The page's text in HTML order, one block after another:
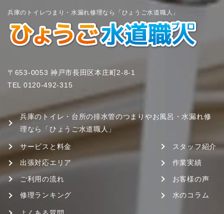
兵庫のトイレつまり・水漏れ修理なら「ひょうご水道職人」
〒653-0053 神戸市長田区本庄町2-8-1
TEL 0120-492-315
兵庫のトイレ・台所の排水管のつまりやお風呂・水漏れ修
理なら「ひょうご水道職人」
サービスと料金
出張対応エリア
ご利用の流れ
修理ランキング
スタッフ紹介
作業実績
お客様の声
水のコラム